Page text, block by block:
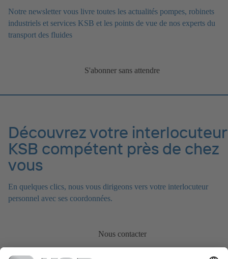
Notre newsletter vous livre toutes les actualités pompes, robinets
industriels et services KSB et les points de vue de nos experts du
transport des fluides
S'abonner sans attendre
Découvrez votre interlocuteur
KSB compétent près de chez
vous
En quelques clics, nous vous dirigeons vers votre interlocuteur
personnel avec ses coordonnées.
Nous contacter